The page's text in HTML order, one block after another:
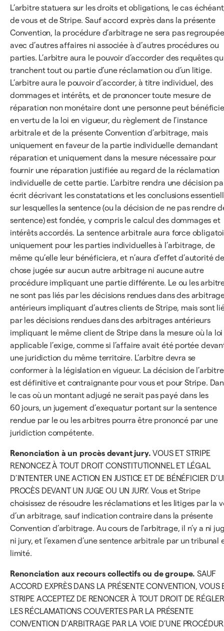
L’arbitre statuera sur les droits et obligations, le cas
de vous et de Stripe. Sauf accord exprès dans la présente
Convention, la procédure d’arbitrage ne sera pas regroupée
avec d’autres affaires ni associée à d’autres procédures ou
parties. L’arbitre aura le pouvoir d’accorder des requêtes
tranchent tout ou partie d’une réclamation ou d’un litige.
L’arbitre aura le pouvoir d’accorder, à titre individuel, des
dommages et intérêts, et de prononcer toute mesure de
réparation non monétaire dont une personne peut
en vertu de la loi en vigueur, du règlement de l’instance
arbitrale et de la présente Convention d’arbitrage, mais
uniquement en faveur de la partie individuelle demandant
réparation et uniquement dans la mesure nécessaire pour
fournir une réparation justifiée au regard de la réclamation
individuelle de cette partie. L’arbitre rendra une décision
écrit décrivant les constatations et les conclusions
sur lesquelles la sentence (ou la décision de ne pas rendre
sentence) est fondée, y compris le calcul des dommages et
intérêts accordés. La sentence arbitrale aura force
uniquement pour les parties individuelles à l’arbitrage, de
même qu’elle leur bénéficiera, et n’aura d’effet d’autorité
chose jugée sur aucun autre arbitrage ni aucune autre
procédure impliquant une partie différente. Le ou les
ne sont pas liés par les décisions rendues dans des
antérieurs impliquant d’autres clients de Stripe, mais sont
par les décisions rendues dans des arbitrages antérieurs
impliquant le même client de Stripe dans la mesure où la loi
applicable l’exige, comme si l’affaire avait été portée
une juridiction du même territoire. L’arbitre devra se
conformer à la législation en vigueur. La décision de l’arbitre
est définitive et contraignante pour vous et pour Stripe.
le cas où un montant adjugé ne serait pas payé dans les
60 jours, un jugement d’exequatur portant sur la sentence
rendue par le ou les arbitres pourra être prononcé par une
juridiction compétente.
Renonciation à un procès devant jury. VOUS ET STRIPE
RENONCEZ À TOUT DROIT CONSTITUTIONNEL ET LÉGAL
D’INTENTER UNE ACTION EN JUSTICE ET DE BÉNÉFICIER
PROCÈS DEVANT UN JUGE OU UN JURY. Vous et Stripe
choisissez de résoudre les réclamations et les litiges par la
d’un arbitrage, sauf indication contraire dans la présente
Convention d’arbitrage. Au cours de l’arbitrage, il n’y a ni
ni jury, et l’examen d’une sentence arbitrale par un tribunal
limité.
Renonciation aux recours collectifs ou de groupe. SAUF
ACCORD EXPRÈS DANS LA PRÉSENTE CONVENTION, VOUS
STRIPE ACCEPTEZ DE RENONCER À TOUT DROIT DE
LES RÉCLAMATIONS COUVERTES PAR LA PRÉSENTE
CONVENTION D’ARBITRAGE PAR LA VOIE D’UNE